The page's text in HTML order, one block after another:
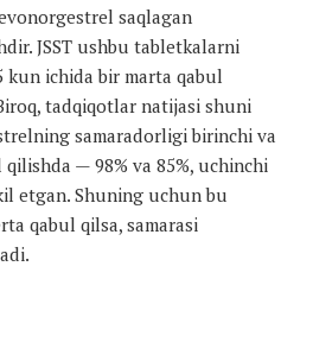
saqlagan
JSST ushbu tabletkalarni
kun ichida bir marta qabul
tadqiqotlar natijasi shuni
samaradorligi birinchi va
— 98% va 85%, uchinchi
etgan. Shuning uchun bu
qabul qilsa, samarasi